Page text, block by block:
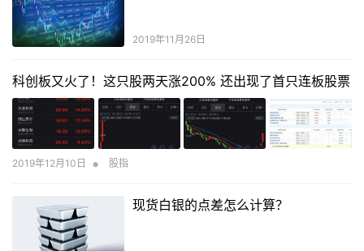
标、技术分析、交易操作等功能，优化投资交易，提高投资收益。
那么，怎么选择合适的平台，投资者要看以下几点。
2019年11月26日
科创板又火了！这只股两天涨200% 还出现了首只连板股票
2019年12月10日 • 股指
现货白银的点差怎么计算？